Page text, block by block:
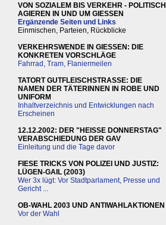
VON SOZIALEM BIS VERKEHR - POLITISCH
AGIEREN IN UND UM GIESSEN
Ergänzende Seiten und Links
Einmischen, Parteien, Rückblicke
VERKEHRSWENDE IN GIESSEN: DIE
KONKRETEN VORSCHLÄGE
Fahrrad, Tram, Flaniermeilen
TATORT GUTFLEISCHSTRASSE: DIE
NAMEN DER TÄTERINNEN IN ROBE UND
UNIFORM
Inhaltverzeichnis und Entwicklungen nach
Erscheinen
12.12.2002: DER "HEISSE DONNERSTAG"
VERABSCHIEDUNG DER GAV
Einleitung und die Tage davor
FIESE TRICKS VON POLIZEI UND JUSTIZ:
LÜGEN-GAIL (2003)
Wer 3x lügt: Vor Stadtparlament, Presse und
Gericht ...
OB-WAHL 2003 UND ANTIWAHLAKTIONEN
Vor der Wahl